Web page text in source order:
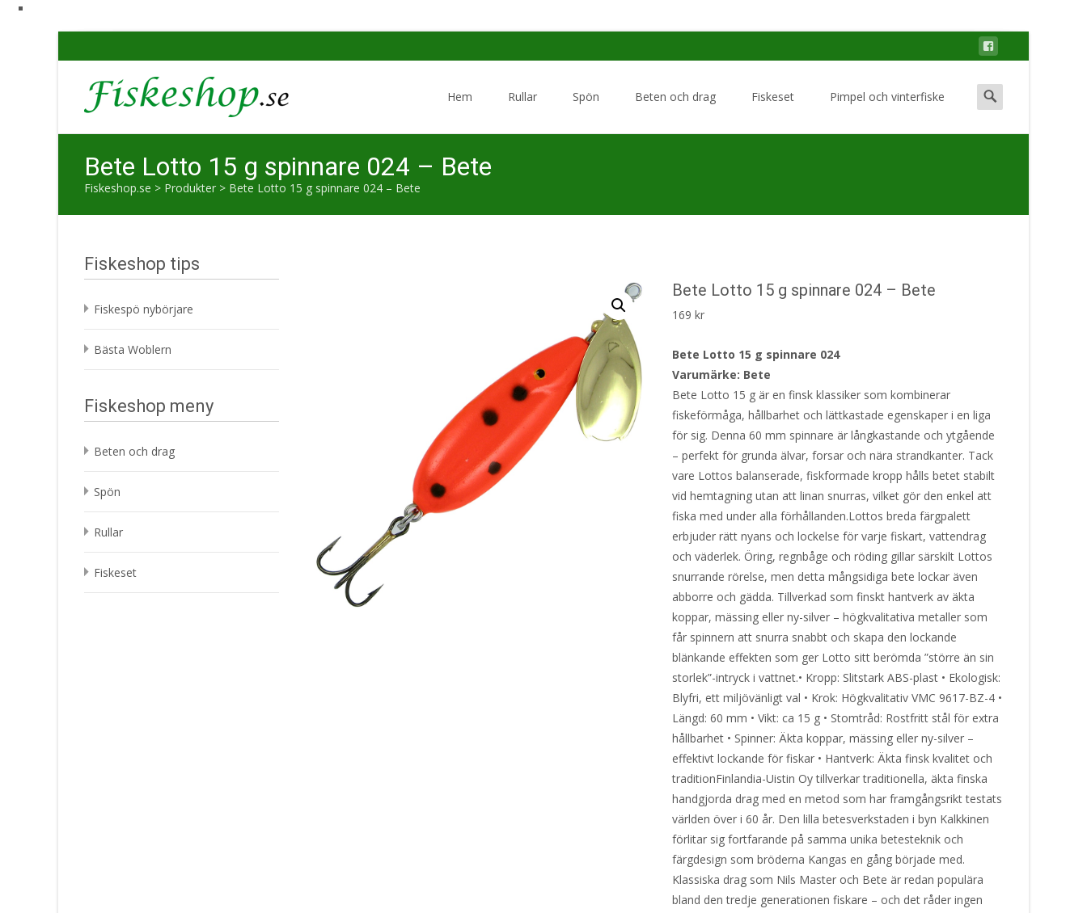
Hem Rullar Spön Beten och drag Fiskeset Pimpel och vinterfiske
Search
for:
Bete Lotto 15 g spinnare 024 – Bete
Fiskeshop.se > Produkter > Bete Lotto 15 g spinnare 024 – Bete
Bete Lotto 15 g spinnare 024 – Bete
169kr
Bete Lotto 15 g spinnare 024
Varumärke: Bete
Bete Lotto 15 g är en finsk klassiker som kombinerar
fiskeförmåga, hållbarhet och lättkastade egenskaper i en liga
för sig. Denna 60 mm spinnare är långkastande och ytgående
– perfekt för grunda älvar, forsar och nära strandkanter. Tack
vare Lottos balanserade, fiskformade kropp hålls betet stabilt
vid hemtagning utan att linan snurras, vilket gör den enkel att
fiska med under alla förhållanden.Lottos breda färgpalett
erbjuder rätt nyans och lockelse för varje fiskart, vattendrag
och väderlek. Öring, regnbåge och röding gillar särskilt Lottos
snurrande rörelse, men detta mångsidiga bete lockar även
abborre och gädda. Tillverkad som finskt hantverk av äkta
koppar, mässing eller ny-silver – högkvalitativa metaller som
får spinnern att snurra snabbt och skapa den lockande
blänkande effekten som ger Lotto sitt berömda ”större än sin
storlek”-intryck i vattnet.• Kropp: Slitstark ABS-plast • Ekologisk:
Blyfri, ett miljövänligt val • Krok: Högkvalitativ VMC 9617-BZ-4 •
Längd: 60 mm • Vikt: ca 15 g • Stomtråd: Rostfritt stål för extra
hållbarhet • Spinner: Äkta koppar, mässing eller ny-silver –
effektivt lockande för fiskar • Hantverk: Äkta finsk kvalitet och
traditionFinlandia-Uistin Oy tillverkar traditionella, äkta finska
handgjorda drag med en metod som har framgångsrikt testats
världen över i 60 år. Den lilla betesverkstaden i byn Kalkkinen
förlitar sig fortfarande på samma unika betesteknik och
färgdesign som bröderna Kangas en gång började med.
Klassiska drag som Nils Master och Bete är redan populära
bland den tredje generationen fiskare – och det råder ingen
Fiskeshop tips
Fiskespö nybörjare
Bästa Woblern
Fiskeshop meny
Beten och drag
Spön
Rullar
Fiskeset